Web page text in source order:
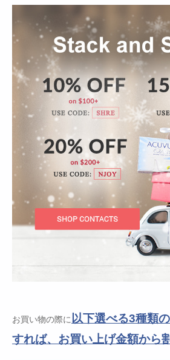
お買い物の際に 以下選べる3種類
すれば、お買い上げ金額から